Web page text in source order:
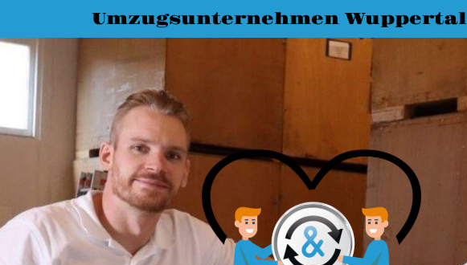
Umzugsunternehmen Wuppertal